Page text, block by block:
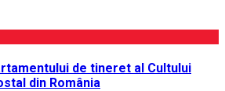
de tineret al Cultului
din România